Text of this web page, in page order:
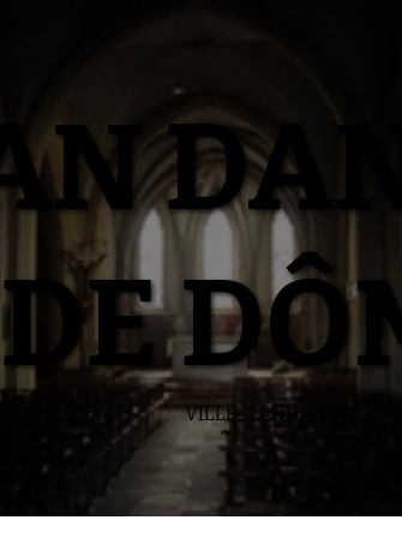
DE
VILLE-RANDAN.FR